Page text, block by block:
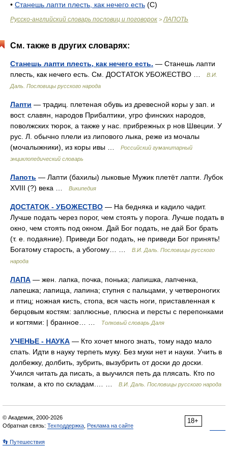
• Станешь лапти плесть, как нечего есть (С)
Русско-английский словарь пословиц и поговорок > ЛАПОТЬ
См. также в других словарях:
Станешь лапти плесть, как нечего есть. — Станешь лапти
плесть, как нечего есть. См. ДОСТАТОК УБОЖЕСТВО …
В.И.
Даль. Пословицы русского народа
Лапти — традиц. плетеная обувь из древесной коры у зап. и
вост. славян, народов Прибалтики, угро финских народов,
поволжских тюрок, а также у нас. прибрежных р нов Швеции. У
рус. Л. обычно плели из липового лыка, реже из мочалы
(мочалыжники), из коры ивы …
Российский гуманитарный
энциклопедический словарь
Лапоть — Лапти (бахилы) лыковые Мужик плетёт лапти. Лубок
XVIII (?) века …
Википедия
ДОСТАТОК - УБОЖЕСТВО — На бедняка и кадило чадит.
Лучше подать через порог, чем стоять у порога. Лучше подать в
окно, чем стоять под окном. Дай Бог подать, не дай Бог брать
(т. е. подаяние). Приведи Бог подать, не приведи Бог принять!
Богатому старость, а убогому… …
В.И. Даль. Пословицы русского
народа
ЛАПА — жен. лапка, почка, понька; лапишка, лапченка,
лапешка; лапища, лапина; ступня с пальцами, у четвероногих
и птиц; ножная кисть, стопа, вся часть ноги, приставленная к
берцовым костям: заплюснье, плюсна и персты с перепонками
и когтями: | бранное… …
Толковый словарь Даля
УЧЕНЬЕ - НАУКА — Кто хочет много знать, тому надо мало
спать. Идти в науку терпеть муку. Без муки нет и науки. Учить в
долбежку, долбить, зубрить, вызубрить от доски до доски.
Учился читать да писать, а выучился петь да плясать. Кто по
толкам, а кто по складам.… …
В.И. Даль. Пословицы русского народа
18+
© Академик, 2000-2026
Обратная связь: Техподдержка Реклама на сайте
👣 Путешествия